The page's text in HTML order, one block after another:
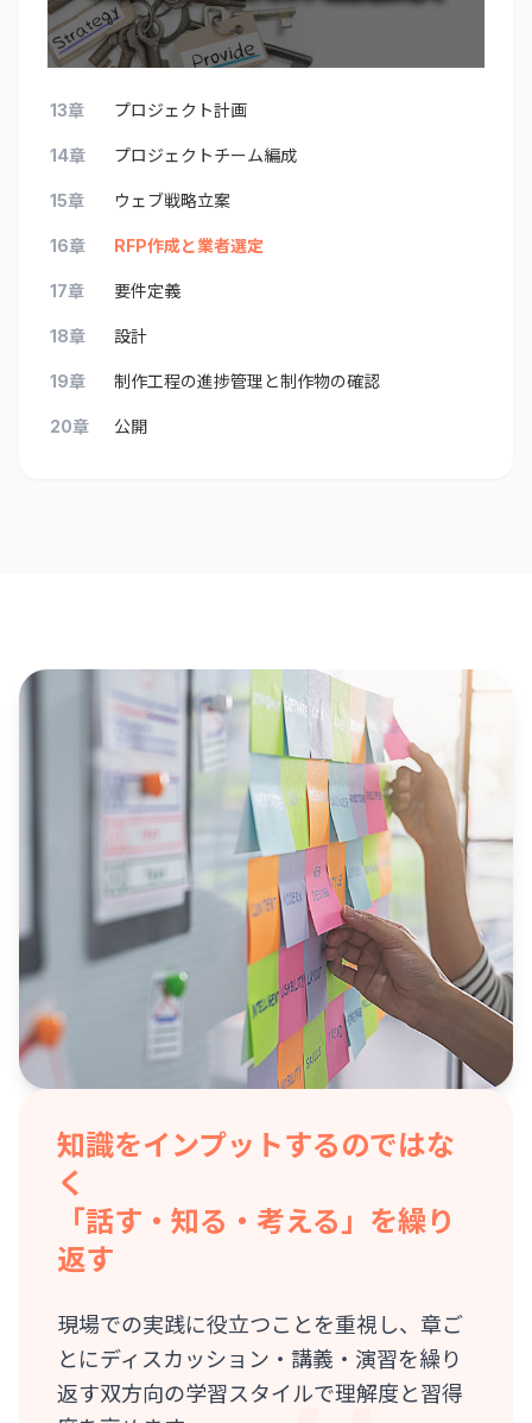
13章 プロジェクト計画
14章 プロジェクトチーム編成
15章 ウェブ戦略立案
16章 RFP作成と業者選定
17章 要件定義
18章 設計
19章 制作工程の進捗管理と制作物の確認
20章 公開
知識をインプットするのではな
く
「話す・知る・考える」を繰り
返す
現場での実践に役立つことを重視し、章ご
とにディスカッション・講義・演習を繰り
返す双方向の学習スタイルで理解度と習得